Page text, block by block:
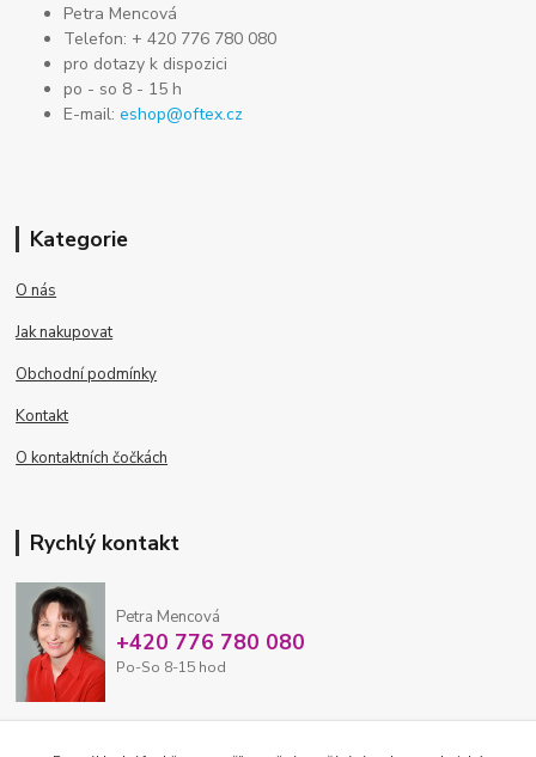
Petra Mencová
Telefon: + 420 776 780 080
pro dotazy k dispozici
po - so 8 - 15 h
E-mail:eshop@oftex.cz
Kategorie
O nás
Jak nakupovat
Obchodní podmínky
Kontakt
O kontaktních čočkách
Rychlý kontakt
Petra Mencová
+420 776 780 080
Po-So 8-15 hod